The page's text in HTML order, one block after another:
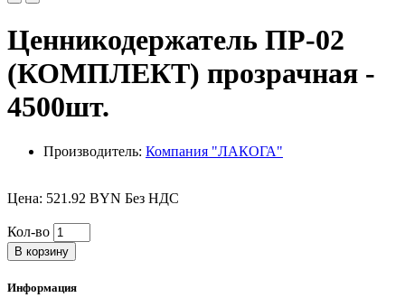
Ценникодержатель ПР-02
(КОМПЛЕКТ) прозрачная -
4500шт.
Производитель: Компания "ЛАКОГА"
Цена: 521.92 BYN Без НДС
Кол-во
В корзину
Информация